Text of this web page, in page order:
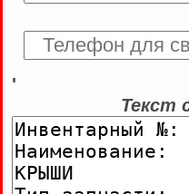
'
Текст